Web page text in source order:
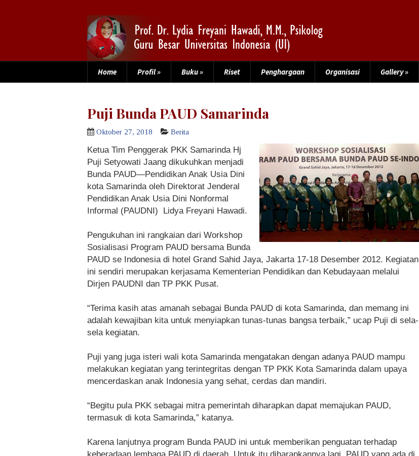
Home Profil» Buku» Riset Penghargaan Organisasi Gallery»
Puji Bunda PAUD Samarinda
Oktober 27, 2018 Berita
Ketua Tim Penggerak PKK Samarinda Hj
Puji Setyowati Jaang dikukuhkan menjadi
Bunda PAUD—Pendidikan Anak Usia Dini
kota Samarinda oleh Direktorat Jenderal
Pendidikan Anak Usia Dini Nonformal
Informal (PAUDNI) Lidya Freyani Hawadi.
Pengukuhan ini rangkaian dari Workshop
Sosialisasi Program PAUD bersama Bunda
PAUD se Indonesia di hotel Grand Sahid Jaya, Jakarta 17-18 Desember 2012. Kegiatan
ini sendiri merupakan kerjasama Kementerian Pendidikan dan Kebudayaan melalui
Dirjen PAUDNI dan TP PKK Pusat.
“Terima kasih atas amanah sebagai Bunda PAUD di kota Samarinda, dan memang ini
adalah kewajiban kita untuk menyiapkan tunas-tunas bangsa terbaik,” ucap Puji di sela-
sela kegiatan.
Puji yang juga isteri wali kota Samarinda mengatakan dengan adanya PAUD mampu
melakukan kegiatan yang terintegritas dengan TP PKK Kota Samarinda dalam upaya
mencerdaskan anak Indonesia yang sehat, cerdas dan mandiri.
“Begitu pula PKK sebagai mitra pemerintah diharapkan dapat memajukan PAUD,
termasuk di kota Samarinda,” katanya.
Karena lanjutnya program Bunda PAUD ini untuk memberikan penguatan terhadap
keberadaan lembaga PAUD di daerah. Untuk itu diharapkannya lagi, PAUD yang ada di